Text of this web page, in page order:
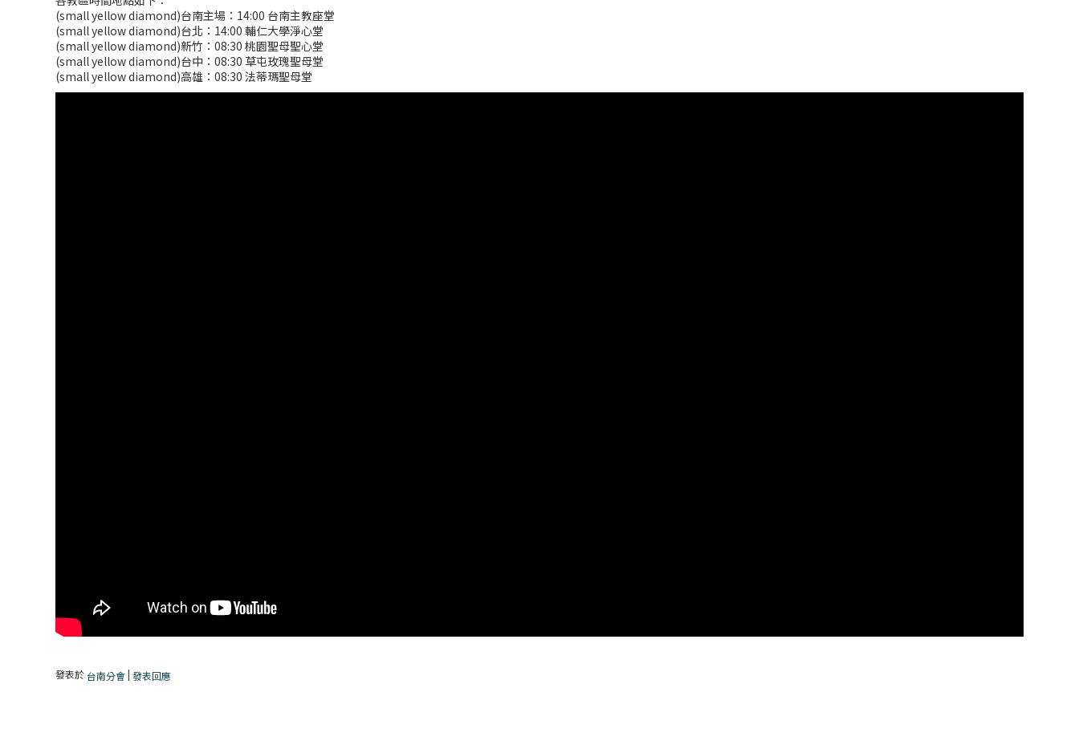
(small yellow diamond)台南主場：14:00 台南主教座堂
(small yellow diamond)台北：14:00 輔仁大學淨心堂
(small yellow diamond)新竹：08:30 桃園聖母聖心堂
(small yellow diamond)台中：08:30 草屯玫瑰聖母堂
(small yellow diamond)高雄：08:30 法蒂瑪聖母堂
發表於 台南分會| 發表回應